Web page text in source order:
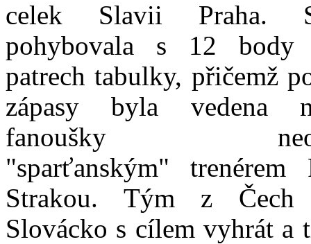
celek Slavii Praha.
pohybovala s 12
patrech tabulky, přičemž
zápasy byla vedena
fanoušky
"sparťanským" trenérem
Strakou. Tým z
Slovácko s cílem vyhrát a